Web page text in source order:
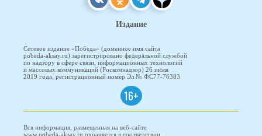
Издание
Сетевое издание «Победа» (доменное имя сайта
pobeda-aksay.ru) зарегистрировано федеральной службой
по надзору в сфере связи, информационных технологий
и массовых коммуникаций (Роскомнадзор) 26 июля
2019 года, регистрационный номер Эл № ФС77-76383
16+
Вся информация, размещенная на веб-сайте
www.pobeda-aksay.ru охраняется в соответствии